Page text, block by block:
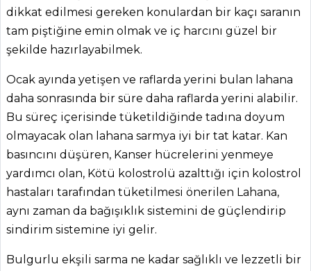
dikkat edilmesi gereken konulardan bir kaçı saranın
tam piştiğine emin olmak ve iç harcını güzel bir
şekilde hazırlayabilmek.
Ocak ayında yetişen ve raflarda yerini bulan lahana
daha sonrasında bir süre daha raflarda yerini alabilir.
Bu süreç içerisinde tüketildiğinde tadına doyum
olmayacak olan lahana sarmya iyi bir tat katar. Kan
basıncını düşüren, Kanser hücrelerini yenmeye
yardımcı olan, Kötü kolostrolü azalttığı için kolostrol
hastaları tarafından tüketilmesi önerilen Lahana,
aynı zaman da bağışıklık sistemini de güçlendirip
sindirim sistemine iyi gelir.
Bulgurlu ekşili sarma ne kadar sağlıklı ve lezzetli bir